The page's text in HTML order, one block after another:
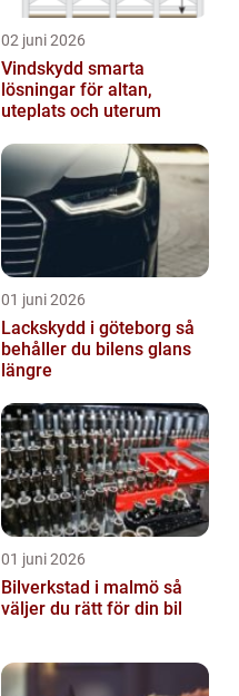
02 juni 2026
Vindskydd smarta
lösningar för altan,
uteplats och uterum
01 juni 2026
Lackskydd i göteborg så
behåller du bilens glans
längre
01 juni 2026
Bilverkstad i malmö så
väljer du rätt för din bil